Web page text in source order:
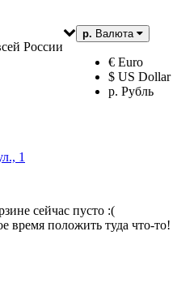
р. Валюта
€ Euro
$ US Dollar
р. Рубль
России
1
сейчас пусто :(
время положить туда что-то!